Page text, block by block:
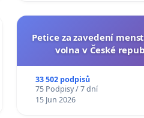
Petice za zavedení
volna v České
33 502 podpisů
75 Podpisy / 7 dní
15 Jun 2026